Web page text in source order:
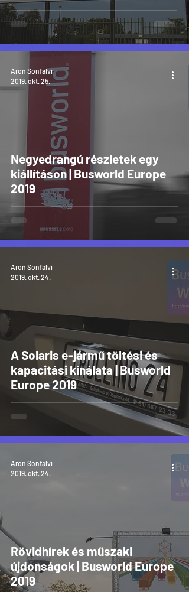
Negyedrangú részletek egy
kiállításon | Busworld Europe
2019
Aron Sonfalvi
2019. okt. 25.
A Solaris e-jármű töltési és
kapacitási kínálata | Busworld
Europe 2019
Aron Sonfalvi
2019. okt. 24.
Rövidhírek és műszaki
újdonságok | Busworld Europe
2019
Aron Sonfalvi
2019. okt. 24.